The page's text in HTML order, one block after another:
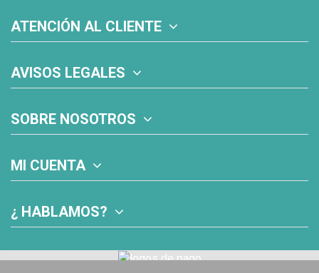
ATENCIÓN AL CLIENTE
AVISOS LEGALES
SOBRE NOSOTROS
MI CUENTA
¿ HABLAMOS?